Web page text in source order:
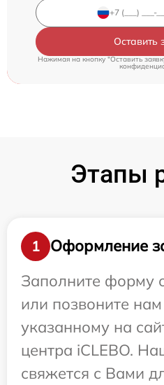
Оставить
Нажимая на кнопку "Оставить
Этапы
1
Оформление
Заполните форму
или позвоните
указанному на
центра iCLEBO.
свяжется с Вами